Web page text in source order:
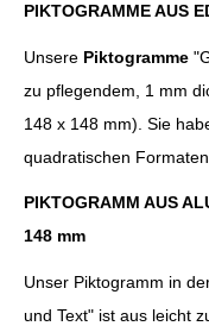
PIKTOGRAMME AUS
Unsere Piktogramme
zu pflegendem, 1 mm
148 x 148 mm). Sie
quadratischen
PIKTOGRAMM AUS
148 mm
Unser Piktogramm in
und Text" ist aus leicht